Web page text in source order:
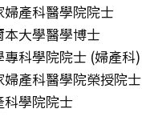
婦產科醫學院院士
本大學醫學博士
專科學院院士 (婦產科)
婦產科醫學院榮授院士
科學院院士